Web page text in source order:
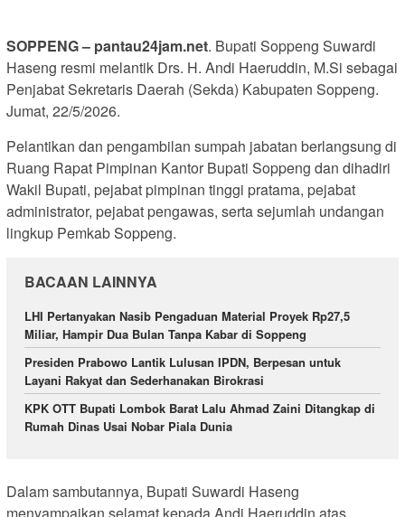
SOPPENG – pantau24jam.net. Bupati Soppeng Suwardi
Haseng resmi melantik Drs. H. Andi Haeruddin, M.Si sebagai
Penjabat Sekretaris Daerah (Sekda) Kabupaten Soppeng.
Jumat, 22/5/2026.
Pelantikan dan pengambilan sumpah jabatan berlangsung di
Ruang Rapat Pimpinan Kantor Bupati Soppeng dan dihadiri
Wakil Bupati, pejabat pimpinan tinggi pratama, pejabat
administrator, pejabat pengawas, serta sejumlah undangan
lingkup Pemkab Soppeng.
BACAAN LAINNYA
LHI Pertanyakan Nasib Pengaduan Material Proyek Rp27,5
Miliar, Hampir Dua Bulan Tanpa Kabar di Soppeng
Presiden Prabowo Lantik Lulusan IPDN, Berpesan untuk
Layani Rakyat dan Sederhanakan Birokrasi
KPK OTT Bupati Lombok Barat Lalu Ahmad Zaini Ditangkap di
Rumah Dinas Usai Nobar Piala Dunia
Dalam sambutannya, Bupati Suwardi Haseng
menyampaikan selamat kepada Andi Haeruddin atas